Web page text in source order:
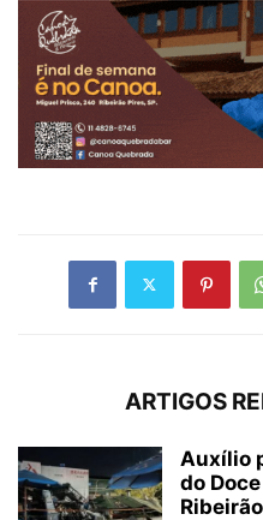
ARTIGOS
Auxílio
do